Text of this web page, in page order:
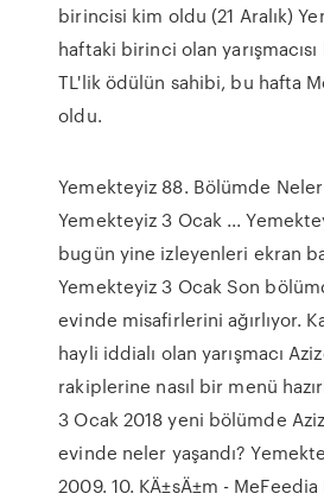
birincisi kim oldu (21 Aralık)
haftaki birinci olan
TL'lik ödülün sahibi, bu hafta
oldu.
Yemekteyiz 88. Bölümde Neler
Yemekteyiz 3 Ocak ...
bugün yine izleyenleri ekran
Yemekteyiz 3 Ocak Son
evinde misafirlerini ağırlıyor.
hayli iddialı olan yarışmacı
rakiplerine nasıl bir menü
3 Ocak 2018 yeni bölümde
evinde neler yaşandı?
2009. 10. KÄ±sÄ±m - MeFeedia